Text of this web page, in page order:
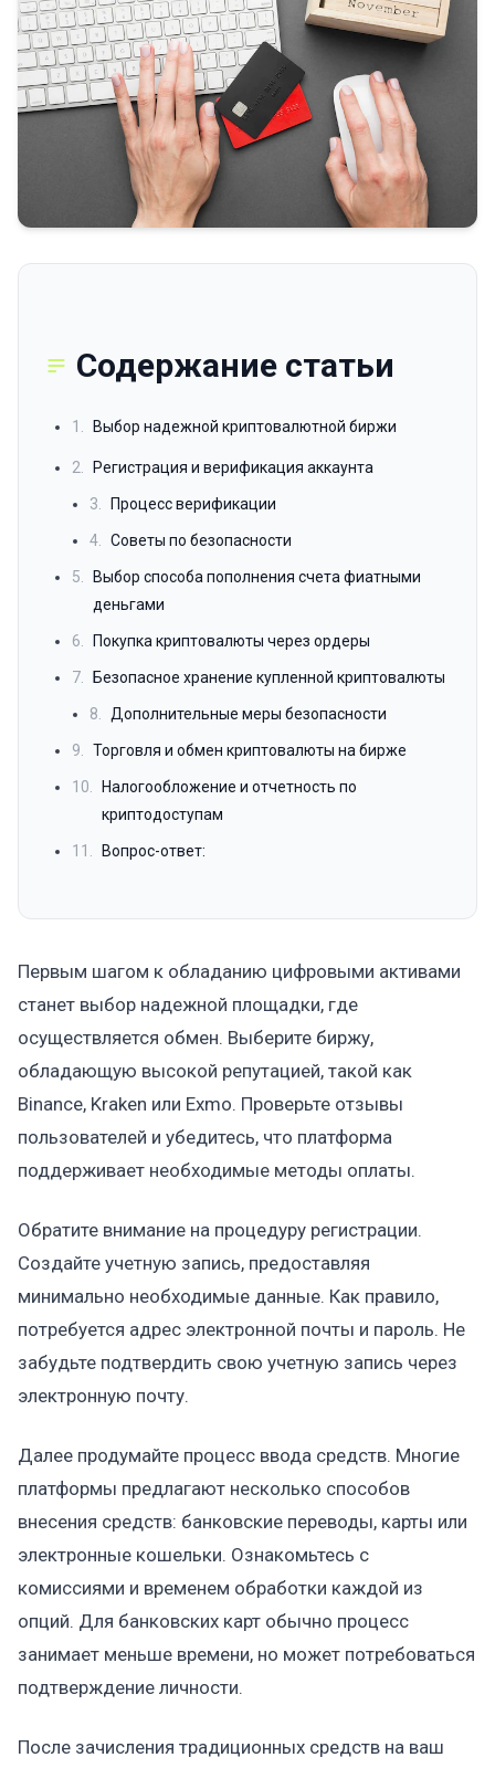
Содержание статьи
1. Выбор надежной криптовалютной биржи
2. Регистрация и верификация аккаунта
3. Процесс верификации
4. Советы по безопасности
5.
Выбор способа пополнения счета фиатными
деньгами
6. Покупка криптовалюты через ордеры
7. Безопасное хранение купленной криптовалюты
8. Дополнительные меры безопасности
9. Торговля и обмен криптовалюты на бирже
10.
Налогообложение и отчетность по
криптодоступам
11. Вопрос-ответ:
Первым шагом к обладанию цифровыми активами
станет выбор надежной площадки, где
осуществляется обмен. Выберите биржу,
обладающую высокой репутацией, такой как
Binance, Kraken или Exmo. Проверьте отзывы
пользователей и убедитесь, что платформа
поддерживает необходимые методы оплаты.
Обратите внимание на процедуру регистрации.
Создайте учетную запись, предоставляя
минимально необходимые данные. Как правило,
потребуется адрес электронной почты и пароль. Не
забудьте подтвердить свою учетную запись через
электронную почту.
Далее продумайте процесс ввода средств. Многие
платформы предлагают несколько способов
внесения средств: банковские переводы, карты или
электронные кошельки. Ознакомьтесь с
комиссиями и временем обработки каждой из
опций. Для банковских карт обычно процесс
занимает меньше времени, но может потребоваться
подтверждение личности.
После зачисления традиционных средств на ваш